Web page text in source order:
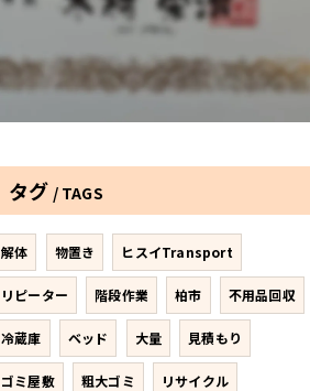
タグ TAGS
解体 物置き ヒスイTransport
リピーター 階段作業 柏市 不用品回収
冷蔵庫 ベッド 大量 見積もり
ゴミ屋敷 粗大ゴミ リサイクル